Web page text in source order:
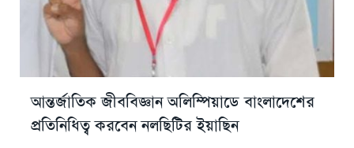
আন্তর্জাতিক জীববিজ্ঞান অলিম্পিয়াডে বাংলাদেশের
প্রতিনিধিত্ব করবেন নলছিটির ইয়াছিন